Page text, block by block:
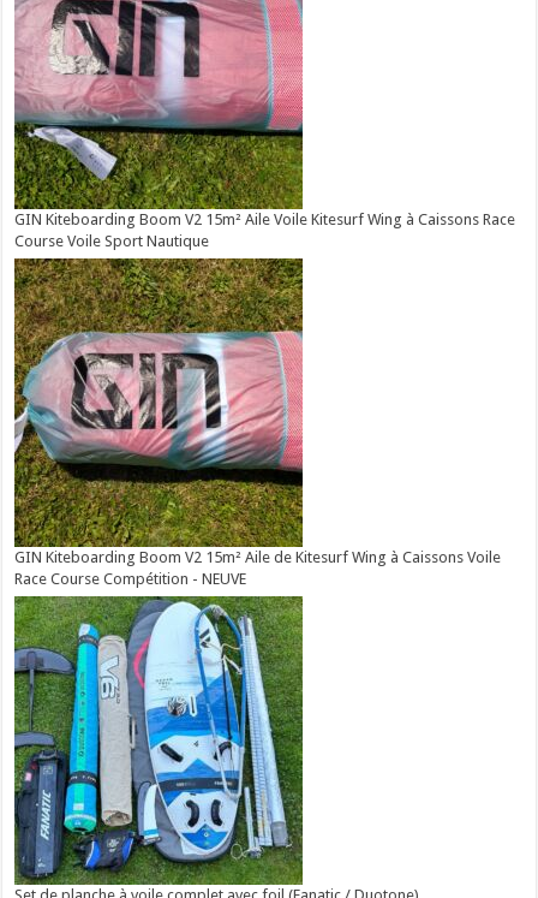
GIN Kiteboarding Boom V2 15m² Aile Voile Kitesurf Wing à Caissons Race
Course Voile Sport Nautique
GIN Kiteboarding Boom V2 15m² Aile de Kitesurf Wing à Caissons Voile
Race Course Compétition - NEUVE